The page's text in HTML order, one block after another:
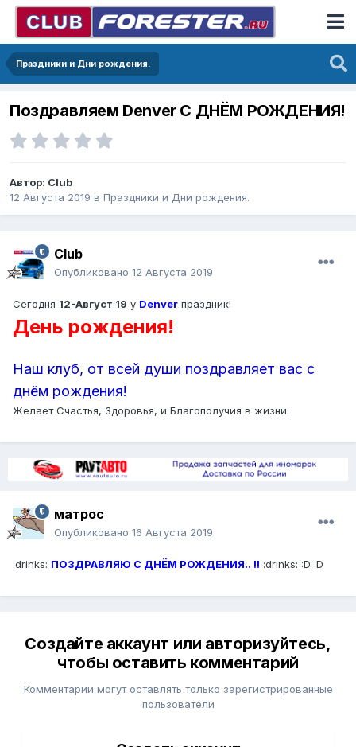
Праздники и Дни рождения.
Поздравляем Denver С ДНЁМ РОЖДЕНИЯ!
Автор: Club
12 Августа 2019 в Праздники и Дни рождения.
Club
Опубликовано 12 Августа 2019
Сегодня 12-Август 19 у Denver праздник!
День рождения!
Наш клуб, от всей души поздравляет вас с
днём рождения!
Желает Счастья, Здоровья, и Благополучия в жизни.
матрос
Опубликовано 16 Августа 2019
:drinks: ПОЗДРАВЛЯЮ С ДНЁМ РОЖДЕНИЯ.. !! :drinks: :D :D
Создайте аккаунт или авторизуйтесь,
чтобы оставить комментарий
Комментарии могут оставлять только зарегистрированные
пользователи